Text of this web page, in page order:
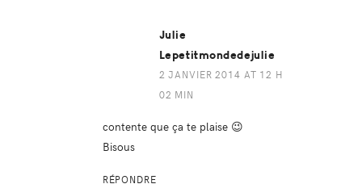
Julie
Lepetitmondedejulie
2 JANVIER 2014 AT 12 H
02 MIN
contente que ça te plaise 😉
Bisous
RÉPONDRE